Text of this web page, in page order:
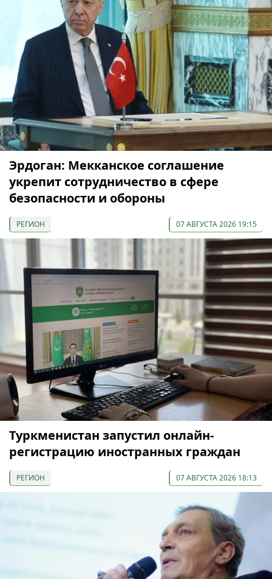
Эрдоган: Мекканское соглашение
укрепит сотрудничество в сфере
безопасности и обороны
РЕГИОН 07 АВГУСТА 2026 19:15
Туркменистан запустил онлайн-
регистрацию иностранных граждан
РЕГИОН 07 АВГУСТА 2026 18:13